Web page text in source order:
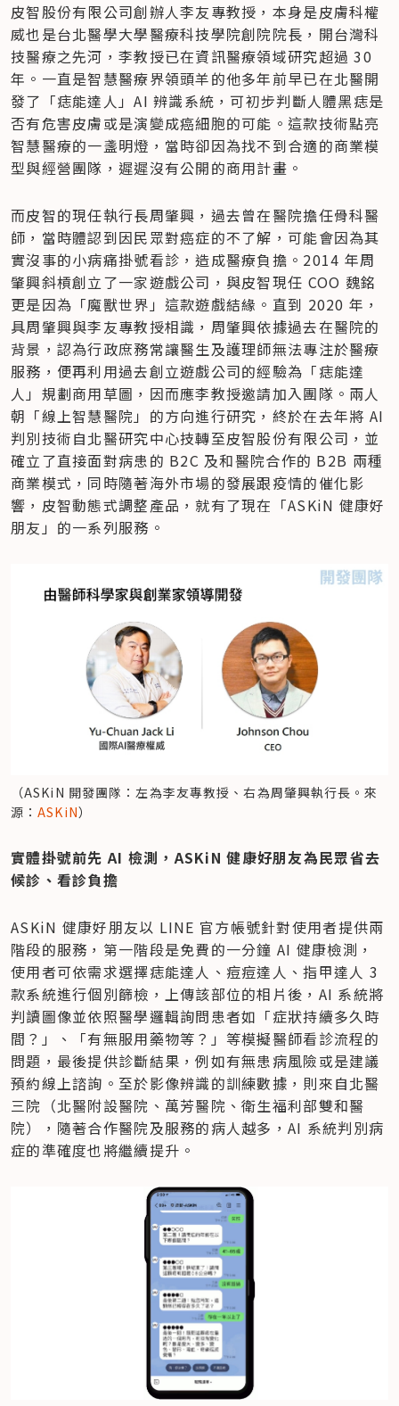
皮智股份有限公司創辦人李友專教授，本身是皮膚科權
威也是台北醫學大學醫療科技學院創院院長，開台灣科
技醫療之先河，李教授已在資訊醫療領域研究超過 30
年。一直是智慧醫療界領頭羊的他多年前早已在北醫開
發了「痣能達人」AI 辨識系統，可初步判斷人體黑痣是
否有危害皮膚或是演變成癌細胞的可能。這款技術點亮
智慧醫療的一盞明燈，當時卻因為找不到合適的商業模
型與經營團隊，遲遲沒有公開的商用計畫。
而皮智的現任執行長周肇興，過去曾在醫院擔任骨科醫
師，當時體認到因民眾對癌症的不了解，可能會因為其
實沒事的小病痛掛號看診，造成醫療負擔。2014 年周
肇興斜槓創立了一家遊戲公司，與皮智現任 COO 魏銘
更是因為「魔獸世界」這款遊戲結緣。直到 2020 年，
具周肇興與李友專教授相識，周肇興依據過去在醫院的
背景，認為行政庶務常讓醫生及護理師無法專注於醫療
服務，便再利用過去創立遊戲公司的經驗為「痣能達
人」規劃商用草圖，因而應李教授邀請加入團隊。兩人
朝「線上智慧醫院」的方向進行研究，終於在去年將 AI
判別技術自北醫研究中心技轉至皮智股份有限公司，並
確立了直接面對病患的 B2C 及和醫院合作的 B2B 兩種
商業模式，同時隨著海外市場的發展跟疫情的催化影
響，皮智動態式調整產品，就有了現在「ASKiN 健康好
朋友」的一系列服務。
（ASKiN 開發團隊：左為李友專教授、右為周肇興執行長。來
源：ASKiN）
實體掛號前先 AI 檢測，ASKiN 健康好朋友為民眾省去
候診、看診負擔
ASKiN 健康好朋友以 LINE 官方帳號針對使用者提供兩
階段的服務，第一階段是免費的一分鐘 AI 健康檢測，
使用者可依需求選擇痣能達人、痘痘達人、指甲達人 3
款系統進行個別篩檢，上傳該部位的相片後，AI 系統將
判讀圖像並依照醫學邏輯詢問患者如「症狀持續多久時
間？」、「有無服用藥物等？」等模擬醫師看診流程的
問題，最後提供診斷結果，例如有無患病風險或是建議
預約線上諮詢。至於影像辨識的訓練數據，則來自北醫
三院（北醫附設醫院、萬芳醫院、衛生福利部雙和醫
院），隨著合作醫院及服務的病人越多，AI 系統判別病
症的準確度也將繼續提升。